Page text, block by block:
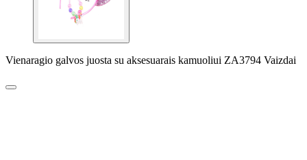
Vienaragio galvos juosta su aksesuarais kamuoliui ZA3794 Vaizdai